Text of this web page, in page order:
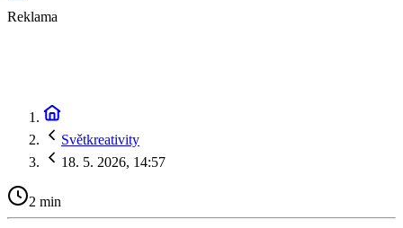
Reklama
Světkreativity
18. 5. 2026, 14:57
2 min